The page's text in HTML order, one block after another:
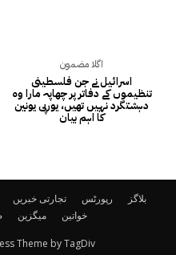
اگلا مضمون
اسرائیل نے جن فلسطینی
تنظیموں کے دفاتر پر چھاپہ مارا وہ
دہشتگرد نہیں تھیں، یورپی یونین
کا اہم بیان
تجارتی خبریں رپورٹس
بلاگز
میگزین خواتین
Theme by TagDiv